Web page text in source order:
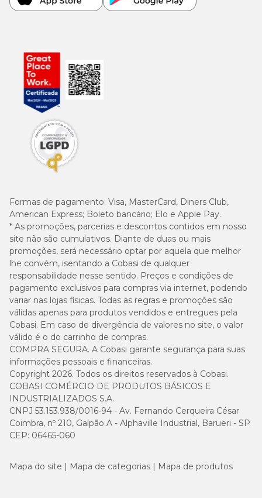
Formas de pagamento: Visa, MasterCard, Diners Club,
American Express; Boleto bancário; Elo e Apple Pay.
* As promoções, parcerias e descontos contidos em nosso
site não são cumulativos. Diante de duas ou mais
promoções, será necessário optar por aquela que melhor
lhe convém, isentando a Cobasi de qualquer
responsabilidade nesse sentido. Preços e condições de
pagamento exclusivos para compras via internet, podendo
variar nas lojas físicas. Todas as regras e promoções são
válidas apenas para produtos vendidos e entregues pela
Cobasi. Em caso de divergência de valores no site, o valor
válido é o do carrinho de compras.
COMPRA SEGURA. A Cobasi garante segurança para suas
informações pessoais e financeiras.
Copyright 2026. Todos os direitos reservados à Cobasi.
COBASI COMÉRCIO DE PRODUTOS BÁSICOS E
INDUSTRIALIZADOS S.A.
CNPJ 53.153.938/0016-94 - Av. Fernando Cerqueira César
Coimbra, nº 210, Galpão A - Alphaville Industrial, Barueri - SP
CEP: 06465-060
Mapa do site Mapa de categorias Mapa de produtos